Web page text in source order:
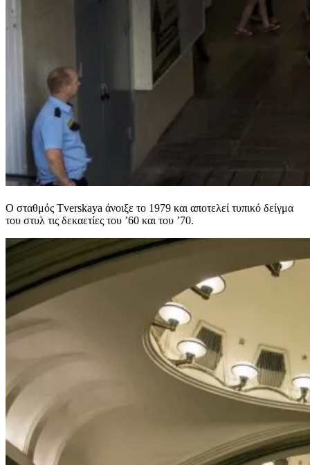
Ο σταθμός Tverskaya άνοιξε το 1979 και αποτελεί τυπικό δείγμα
του στυλ τις δεκαετίες του ’60 και του ’70.